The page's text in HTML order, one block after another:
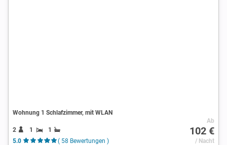
Wohnung 1 Schlafzimmer, mit WLAN
2 1
1
5.0
( 58 Bewertungen )
Ab
102 €
/ Nacht